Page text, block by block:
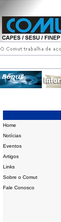
Home
Notícias
Eventos
Artigos
Links
Sobre o Comut
Fale Conosco